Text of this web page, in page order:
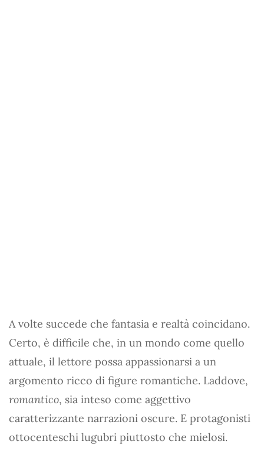
A volte succede che fantasia e realtà coincidano.
Certo, è difficile che, in un mondo come quello
attuale, il lettore possa appassionarsi a un
argomento ricco di figure romantiche. Laddove,
romantico, sia inteso come aggettivo
caratterizzante narrazioni oscure. E protagonisti
ottocenteschi lugubri piuttosto che mielosi.